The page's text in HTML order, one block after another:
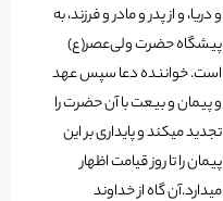
و دریا، و از پدر و مادر و فرزند، به
پیشگاه حضرت ولی‌عصر(ع)
است. خواننده دعا سپس عهد
و پیمان و بیعت با آن حضرت را
تجدید می‏کند و پایداری بر این
پیمان را تا روز قیامت اظهار
می‏دارد.آن گاه از خداوند